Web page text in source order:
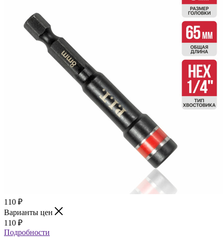
110 ₽
Варианты цен
110 ₽
Подробности